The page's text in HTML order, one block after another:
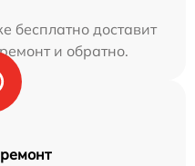
бесплатно доставит
и обратно.